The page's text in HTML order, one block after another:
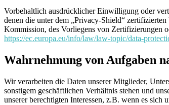
Vorbehaltlich ausdrücklicher Einwilligung oder
denen die unter dem „Privacy-Shield“
Kommission, des Vorliegens von Zertifizierungen
https://ec.europa.eu/info/law/law-topic/data-
Wahrnehmung von Aufgaben
Wir verarbeiten die Daten unserer Mitglieder,
sonstigem geschäftlichen Verhältnis stehen und
unserer berechtigten Interessen, z.B. wenn es